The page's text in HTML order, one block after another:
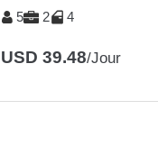
5 2 4
USD 39.48/Jour